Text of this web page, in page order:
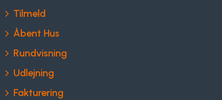
Tilmeld
Åbent Hus
Rundvisning
Udlejning
Fakturering